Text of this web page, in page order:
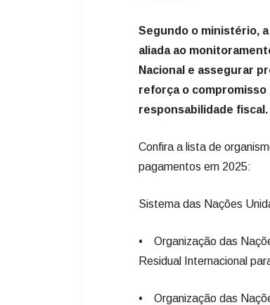
Segundo o ministério,
aliada ao
Nacional e assegurar
reforça o compromisso
responsabilidade fiscal.
Confira a lista de
pagamentos em 2025:
Sistema das Nações
• Organização das
Residual Internacional
• Organização das